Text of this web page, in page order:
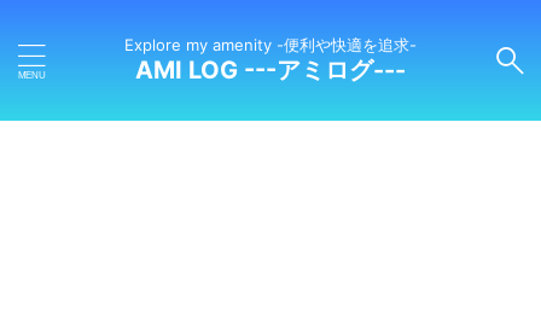
Explore my amenity -便利や快適を追求-
AMI LOG ---アミログ---